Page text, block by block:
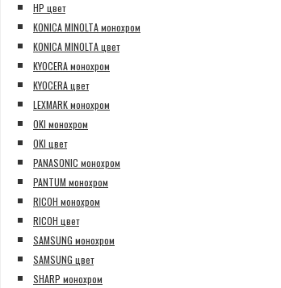
HP цвет
KONICA MINOLTA монохром
KONICA MINOLTA цвет
KYOCERA монохром
KYOCERA цвет
LEXMARK монохром
OKI монохром
OKI цвет
PANASONIC монохром
PANTUM монохром
RICOH монохром
RICOH цвет
SAMSUNG монохром
SAMSUNG цвет
SHARP монохром